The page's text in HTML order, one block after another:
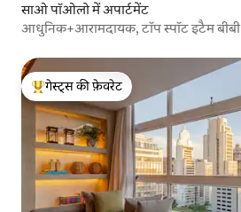
साओ पॉओलो में अपार्टमेंट
आधुनिक+आरामदायक, टॉप स्पॉट इटैम बीबी
गेस्ट्स का टॉप फ़ेवरेट
गेस्ट्स की फ़ेवरेट